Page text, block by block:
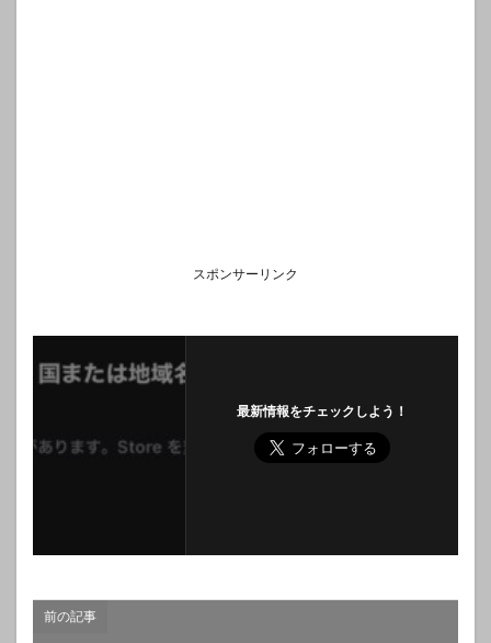
スポンサーリンク
最新情報をチェックしよう！
前の記事